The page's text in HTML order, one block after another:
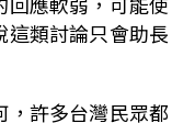
這類討論只會助長
，許多台灣民眾都